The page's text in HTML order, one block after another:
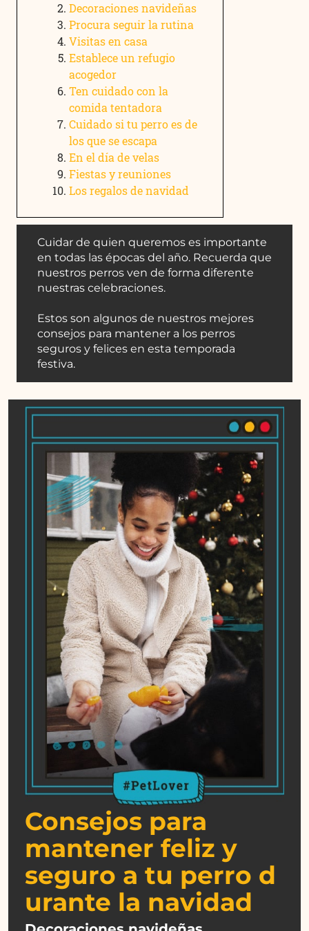
Decoraciones navideñas
Procura seguir la rutina
Visitas en casa
​Establece un refugio
acogedor
Ten cuidado con la
comida tentadora
Cuidado si tu perro es de
los que se escapa
En el día de velas
Fiestas y reuniones
Los regalos de navidad
Cuidar de quien queremos es importante
en todas las épocas del año. Recuerda que
nuestros perros ven de forma diferente
nuestras celebraciones.
Estos son algunos de nuestros mejores
consejos para mantener a los perros
seguros y felices en esta temporada
festiva.
Consejos para
mantener feliz y
seguro a tu perro d
urante la navidad